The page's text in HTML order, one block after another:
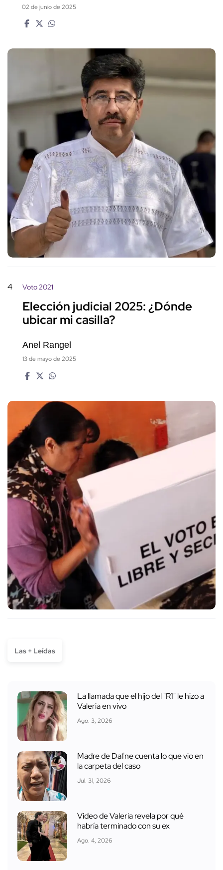
02 de junio de 2025
4 Voto 2021
Elección judicial 2025: ¿Dónde
ubicar mi casilla?
Anel Rangel
13 de mayo de 2025
Las + Leídas
La llamada que el hijo del "R1" le hizo a
Valeria en vivo
Ago. 3, 2026
Madre de Dafne cuenta lo que vio en
la carpeta del caso
Jul. 31, 2026
Video de Valeria revela por qué
habría terminado con su ex
Ago. 4, 2026